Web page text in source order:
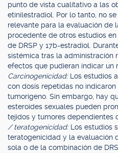
punto de vista cualitativo a las
etinilestradiol. Por lo tanto, no
relevante para la evaluación de
procedente de otros estudios
de DRSP y 17b-estradiol.
sistémica tras la administración
efectos que pudieran indicar un
Carcinogenicidad: Los estudios
con dosis repetidas no
tumorígeno. Sin embargo, hay
esteroides sexuales pueden
tejidos y tumores dependientes
/ teratogenicidad: Los estudios
teratogenicidad y la evaluación
sola o de la combinación de